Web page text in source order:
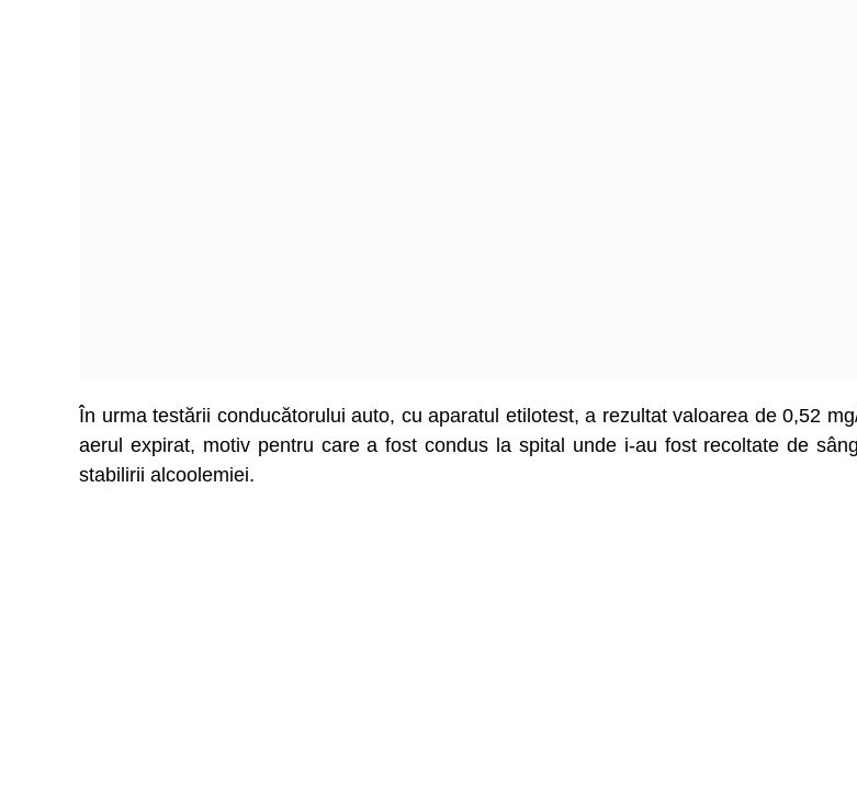
În urma testării conducătorului auto, cu aparatul etilotest, a rezultat valoarea de 0,52
aerul expirat, motiv pentru care a fost condus la spital unde i-au fost recoltate de
stabilirii alcoolemiei.